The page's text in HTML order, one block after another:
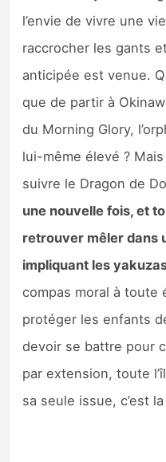
l’envie de vivre une
raccrocher les gants
anticipée est venue.
que de partir à
du Morning Glory,
lui-même élevé ?
suivre le Dragon de
une nouvelle fois, et
retrouver mêler dans
impliquant les
compas moral à toute
protéger les enfants
devoir se battre pour
par extension, toute
sa seule issue, c’est